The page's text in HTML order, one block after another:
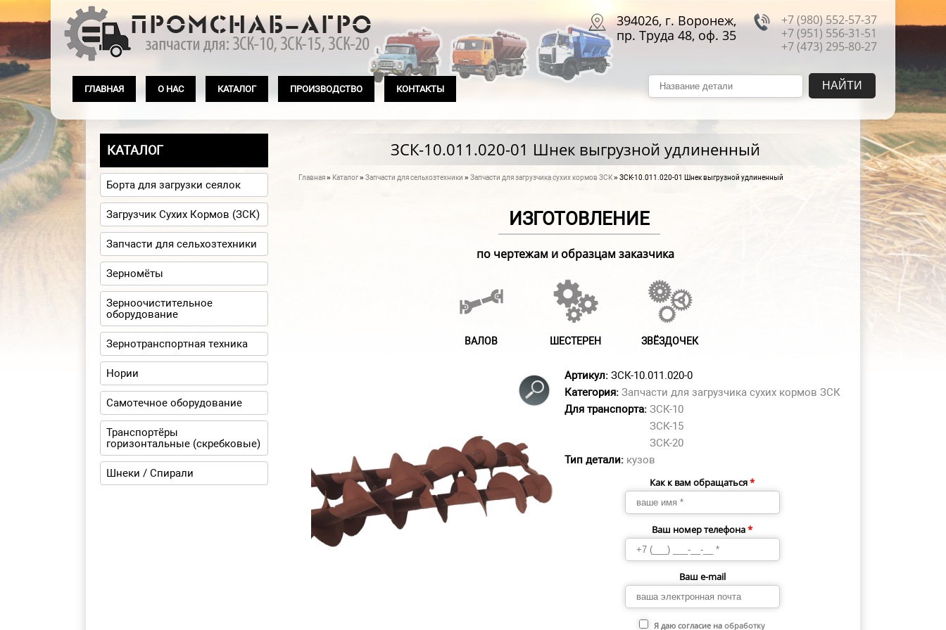
Перейти к основному содержанию
394026, г. Воронеж,
пр. Труда 48, оф. 35
+7 (980) 552-57-37
+7 (951) 556-31-51
+7 (473) 295-80-27
ГЛАВНАЯ О НАС КАТАЛОГ ПРОИЗВОДСТВО КОНТАКТЫ
ЗСК-10.011.020-01 Шнек выгрузной удлиненный
Вы здесь
Главная» Каталог» Запчасти для сельхозтехники » Запчасти для загрузчика сухих кормов ЗСК» ЗСК-10.011.020-01 Шнек выгрузной удлиненный
ИЗГОТОВЛЕНИЕ
по чертежам и образцам заказчика
ВАЛОВ ШЕСТЕРЕН ЗВЁЗДОЧЕК
Артикул: ЗСК-10.011.020-0
Категория: Запчасти для загрузчика сухих кормов ЗСК
Для транспорта: ЗСК-10
ЗСК-15
ЗСК-20
Тип детали: кузов
Как к вам обращаться*
Ваш номер телефона*
Ваш e-mail
Я даю согласие наобработку
КАТАЛОГ
Борта для загрузки сеялок
Загрузчик Сухих Кормов (ЗСК)
Запчасти для сельхозтехники
Зерномёты
Зерноочистительное
оборудование
Зернотранспортная техника
Нории
Самотечное оборудование
Транспортёры
горизонтальные (скребковые)
Шнеки / Спирали